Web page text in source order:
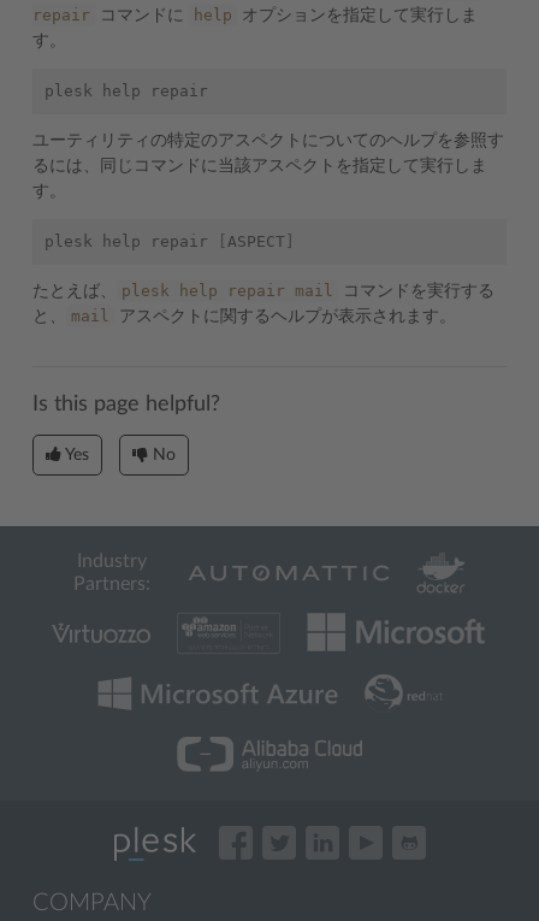
repair
コマンドに help
オプションを指定して実行しま
す。
plesk help repair
ユーティリティの特定のアスペクトについてのヘルプを参照す
るには、同じコマンドに当該アスペクトを指定して実行しま
す。
plesk help repair ASPECT
たとえば、 plesk help repair mail
コマンドを実行する
と、
mail アスペクトに関するヘルプが表示されます。
Is this page helpful?
Yes No
Industry
Partners:
COMPANY